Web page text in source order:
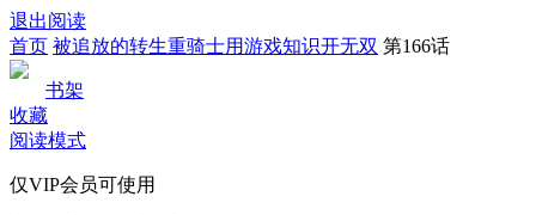
退出阅读
首页 被追放的转生重骑士用游戏知识开无双 第166话
书架
收藏
阅读模式
仅VIP会员可使用